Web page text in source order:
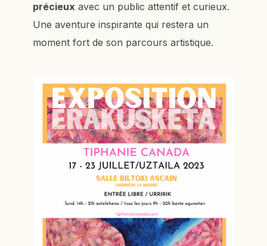
précieux avec un public attentif et curieux.
Une aventure inspirante qui restera un
moment fort de son parcours artistique.